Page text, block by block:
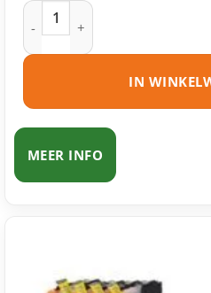
Brother LC123 C inktcartridge
IN
MEER INFO